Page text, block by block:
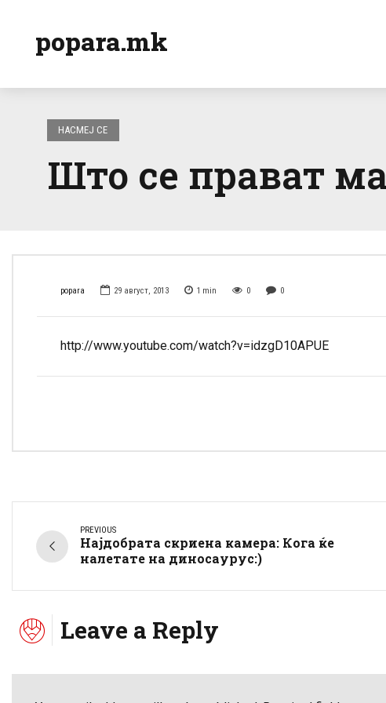
popara.mk
НАСМЕЈ СЕ
Што се прават
popara 29 август, 2013 1 min 0 0
http://www.youtube.com/watch?v=idzgD10APUE
PREVIOUS
Најдобрата скриена камера: Кога ќе
налетате на диносаурус:)
Leave a Reply